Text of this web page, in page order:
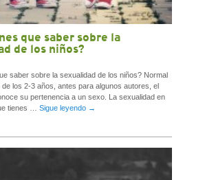
que saber sobre la
de los niños?
saber sobre la sexualidad de los niños? Normal
los 2-3 años, antes para algunos autores, el
su pertenencia a un sexo. La sexualidad en
tienes … Sigue leyendo →